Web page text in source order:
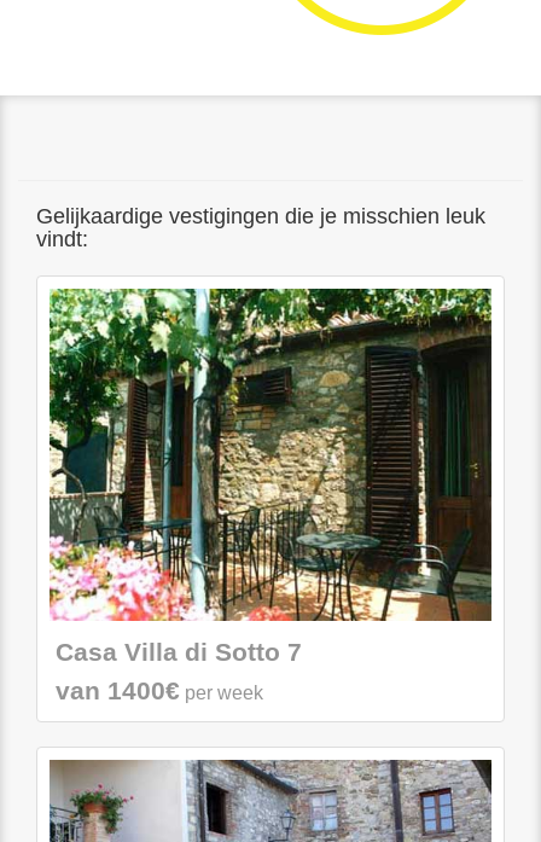
Gelijkaardige vestigingen die je misschien leuk
vindt:
Casa Villa di Sotto 7
van 1400€ per week